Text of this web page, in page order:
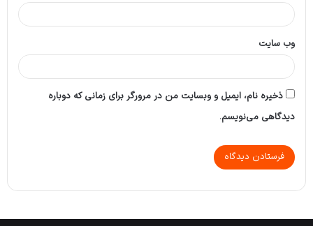
وب‌ سایت
ذخیره نام، ایمیل و وبسایت من در مرورگر برای زمانی که دوباره
دیدگاهی می‌نویسم.